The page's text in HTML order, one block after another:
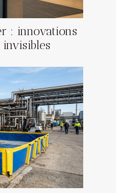
: innovations
invisibles